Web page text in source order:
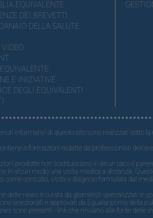
EQUIVALENTE
DEI BREVETTI
DELLA SALUTE
VIDEO
E INIZIATIVE
DEGLI EQUIVALENTI
informativi di questo sito sono realizzati sotto la
informazioni redatte da professionisti
prodotte non sostituiscono in alcun caso il
in alcun modo una visita medica a distanza.
come consulto, visita o diagnosi formulata dal
delle news è curata da giornalisti specializzati in
selezionati e approvati da Egualia prima della
sono presenti i link che rinviano alla fonte delle